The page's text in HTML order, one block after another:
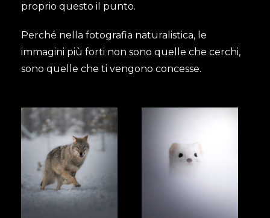
proprio questo il punto.
Perché nella fotografia naturalistica, le
immagini più forti non sono quelle che cerchi,
sono quelle che ti vengono concesse.